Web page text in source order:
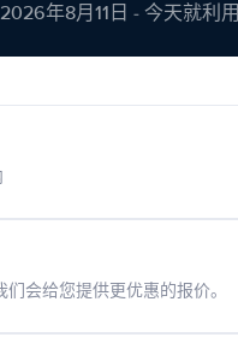
年8月11日 - 今天就利用
会给您提供更优惠的报价。